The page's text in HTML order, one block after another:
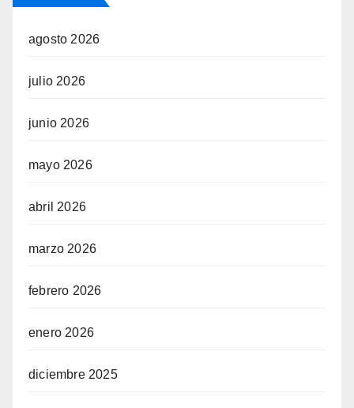
agosto 2026
julio 2026
junio 2026
mayo 2026
abril 2026
marzo 2026
febrero 2026
enero 2026
diciembre 2025